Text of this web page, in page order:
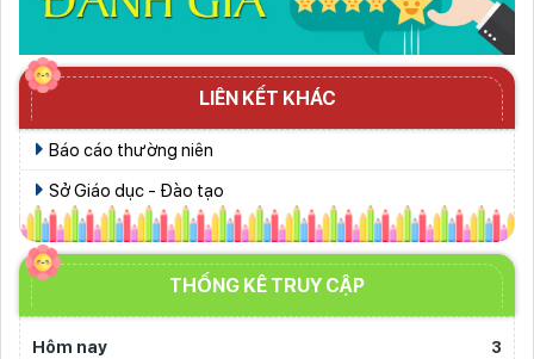
LIÊN KẾT KHÁC
Báo cáo thường niên
Sở Giáo dục - Đào tạo
THỐNG KÊ TRUY CẬP
Hôm nay
3